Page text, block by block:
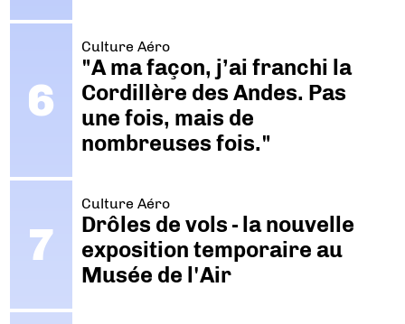
Culture Aéro
"A ma façon, j’ai franchi la
Cordillère des Andes. Pas
une fois, mais de
nombreuses fois."
Culture Aéro
Drôles de vols - la nouvelle
exposition temporaire au
Musée de l'Air